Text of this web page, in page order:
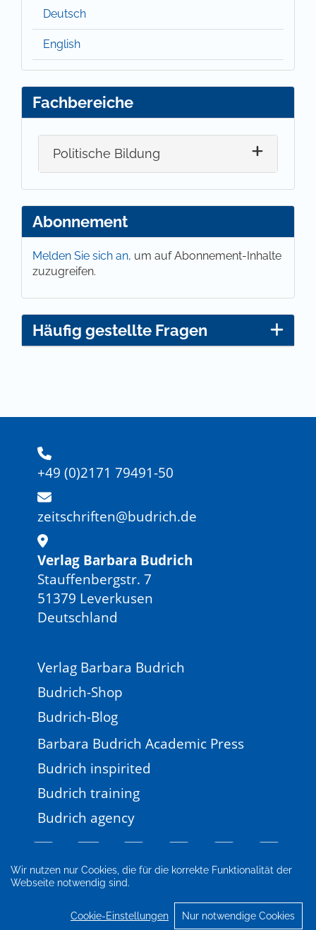
Wir nutzen nur Cookies, die für die korrekte Funktionalität der
Webseite notwendig sind.
Cookie-Einstellungen Nur notwendige Cookies
Deutsch
English
Fachbereiche
Politische Bildung
Abonnement
Melden Sie sich an, um auf Abonnement-Inhalte
zuzugreifen.
Häufig gestellte Fragen
+49 (0)2171 79491-50
zeitschriften@budrich.de
Verlag Barbara Budrich
Stauffenbergstr. 7
51379 Leverkusen
Deutschland
Verlag Barbara Budrich
Budrich-Shop
Budrich-Blog
Barbara Budrich Academic Press
Budrich inspirited
Budrich training
Budrich agency
Impressum
Datenschutz
Cookie-Einstellungen